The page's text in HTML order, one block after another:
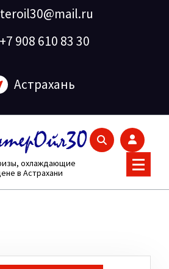
+7 908 610 83 30
Астрахань
охлаждающие
в Астрахани